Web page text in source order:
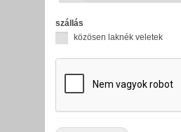
szállás
közösen laknék veletek